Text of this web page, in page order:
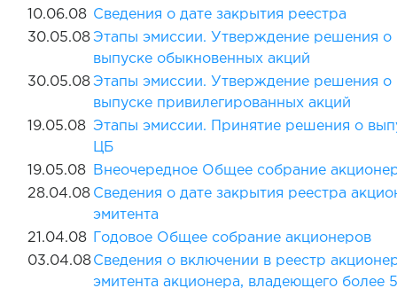
10.06.08 Сведения о дате закрытия реестра
30.05.08 Этапы эмиссии. Утверждение решения о
выпуске обыкновенных акций
30.05.08 Этапы эмиссии. Утверждение решения о
выпуске привилегированных акций
19.05.08 Этапы эмиссии. Принятие решения о
ЦБ
19.05.08
Внеочередное Общее собрание
28.04.08 Сведения о дате закрытия реестра
эмитента
21.04.08
Годовое Общее собрание акционеров
03.04.08 Сведения о включении в реестр
эмитента акционера, владеющего более